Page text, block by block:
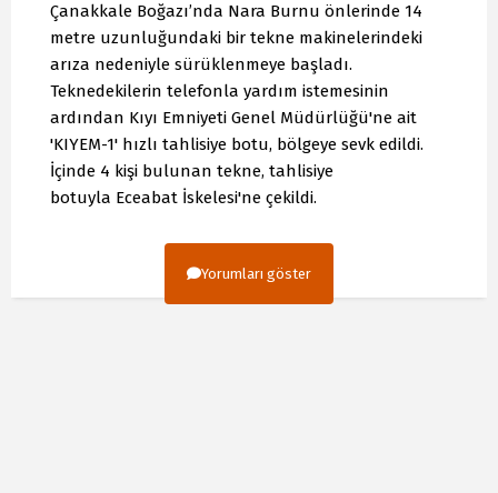
Çanakkale Boğazı’nda Nara Burnu önlerinde 14
metre uzunluğundaki bir tekne makinelerindeki
arıza nedeniyle sürüklenmeye başladı.
Teknedekilerin telefonla yardım istemesinin
ardından Kıyı Emniyeti Genel Müdürlüğü'ne ait
'KIYEM-1' hızlı tahlisiye botu, bölgeye sevk edildi.
İçinde 4 kişi bulunan tekne, tahlisiye
botuyla Eceabat İskelesi'ne çekildi.
Yorumları göster